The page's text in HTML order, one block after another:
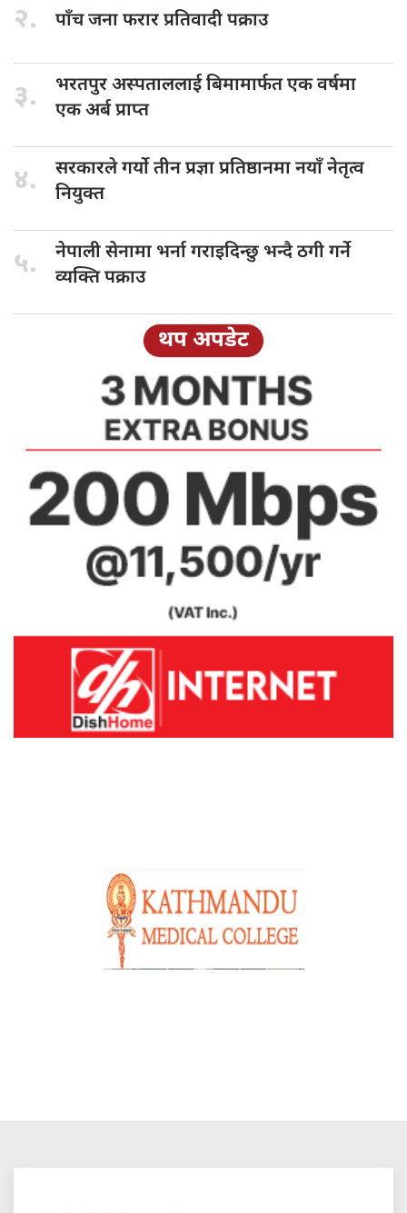
२. पाँच जनाफरार प्रतिवादी पक्राउ
३. भरतपुर अस्पताललाईबिमामार्फत एक वर्षमा
एक अर्ब प्राप्त
४. सरकारले गर्योतीन प्रज्ञा प्रतिष्ठानमा नयाँ नेतृत्व
नियुक्त
५. नेपाली सेनामा भर्ना गराइदिन्छु भन्दै ठगी गर्ने
व्यक्ति पक्राउ
थप अपडेट